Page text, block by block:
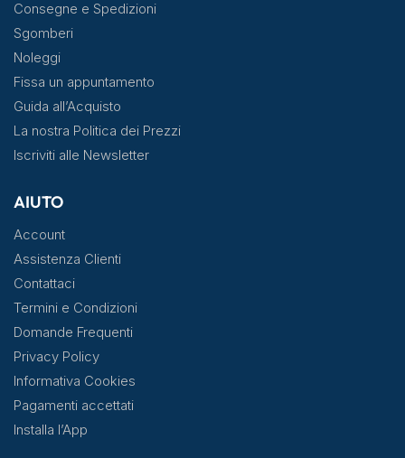
Consegne e Spedizioni
Sgomberi
Noleggi
Fissa un appuntamento
Guida all’Acquisto
La nostra Politica dei Prezzi
Iscriviti alle Newsletter
AIUTO
Account
Assistenza Clienti
Contattaci
Termini e Condizioni
Domande Frequenti
Privacy Policy
Informativa Cookies
Pagamenti accettati
Installa l’App